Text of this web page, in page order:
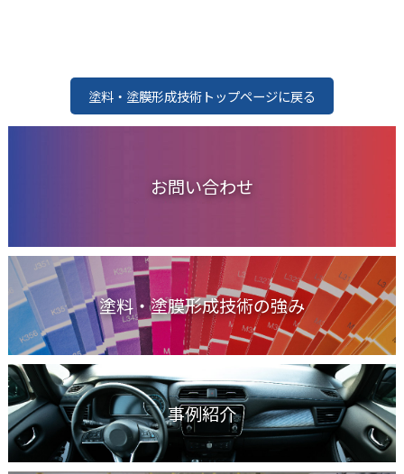
塗料・塗膜形成技術トップページに戻る
お問い合わせ
塗料・塗膜形成技術の強み
事例紹介